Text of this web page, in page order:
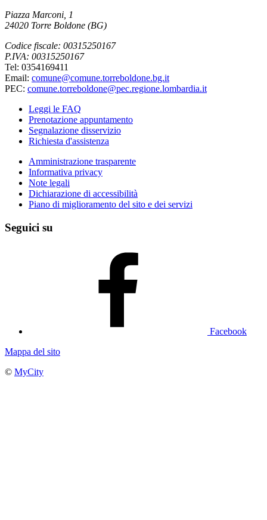
Piazza Marconi, 1
24020 Torre Boldone (BG)
Codice fiscale: 00315250167
P.IVA: 00315250167
Tel: 0354169411
Email: comune@comune.torreboldone.bg.it
PEC: comune.torreboldone@pec.regione.lombardia.it
Leggi le FAQ
Prenotazione appuntamento
Segnalazione disservizio
Richiesta d'assistenza
Amministrazione trasparente
Informativa privacy
Note legali
Dichiarazione di accessibilità
Piano di miglioramento del sito e dei servizi
Seguici su
Facebook
Mappa del sito
© MyCity